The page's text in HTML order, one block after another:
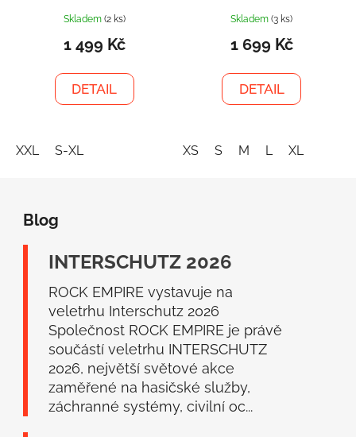
Skladem (2 ks)
1 499 Kč
DETAIL
XXL S-XL
Skladem (3 ks)
1 699 Kč
DETAIL
XS S M L XL
Blog
INTERSCHUTZ 2026
ROCK EMPIRE vystavuje na
veletrhu Interschutz 2026
Společnost ROCK EMPIRE je právě
součástí veletrhu INTERSCHUTZ
2026, největší světové akce
zaměřené na hasičské služby,
záchranné systémy, civilní oc...